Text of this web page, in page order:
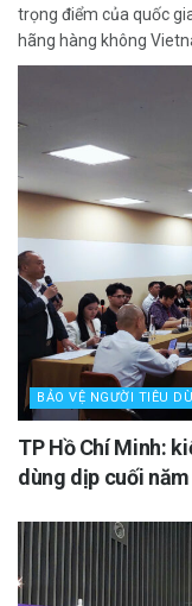
trọng điểm của quốc
hãng hàng không
BẢO VỆ NGƯỜI TIÊU
TP Hồ Chí Minh:
dùng dịp cuối năm